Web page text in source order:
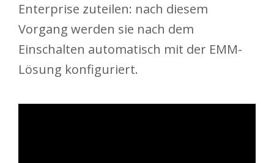
Enterprise zuteilen: nach diesem
Vorgang werden sie nach dem
Einschalten automatisch mit der EMM-
Lösung konfiguriert.